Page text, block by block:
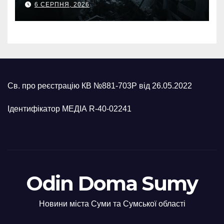
6 СЕРПНЯ, 2026
Св. про реєстрацію КВ №881-703Р від 26.05.2022
Ідентифікатор МЕДІА R-40-02241
Odin Doma Sumy
Новини міста Суми та Сумської області